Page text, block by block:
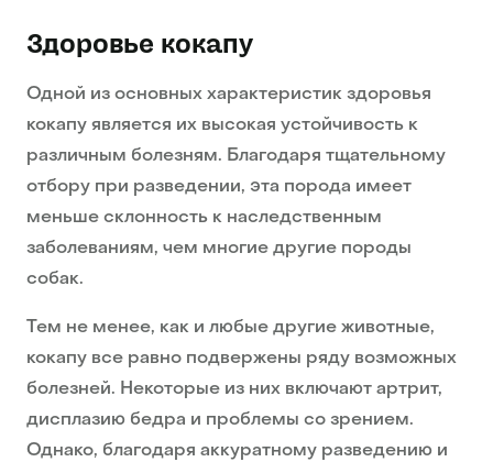
Здоровье кокапу
Одной из основных характеристик здоровья
кокапу является их высокая устойчивость к
различным болезням. Благодаря тщательному
отбору при разведении, эта порода имеет
меньше склонность к наследственным
заболеваниям, чем многие другие породы
собак.
Тем не менее, как и любые другие животные,
кокапу все равно подвержены ряду возможных
болезней. Некоторые из них включают артрит,
дисплазию бедра и проблемы со зрением.
Однако, благодаря аккуратному разведению и